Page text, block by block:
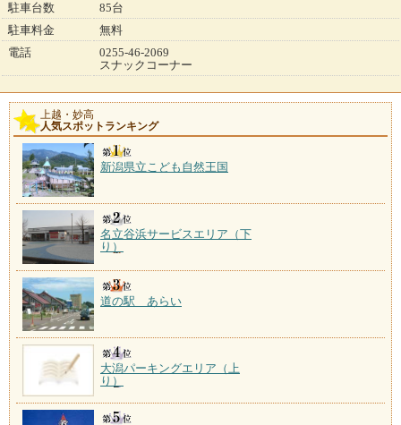
駐車台数
85台
駐車料金
無料
電話
0255-46-2069
スナックコーナー
上越・妙高
人気スポットランキング
新潟県立こども自然王国
名立谷浜サービスエリア（下
り）
道の駅 あらい
大潟パーキングエリア（上
り）